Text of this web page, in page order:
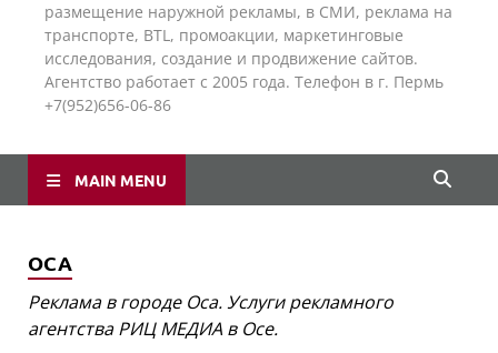
размещение наружной рекламы, в СМИ, реклама на
транспорте, BTL, промоакции, маркетинговые
исследования, создание и продвижение сайтов.
Агентство работает с 2005 года. Телефон в г. Пермь
+7(952)656-06-86
MAIN MENU
ОСА
Реклама в городе Оса. Услуги рекламного
агентства РИЦ МЕДИА в Осе.